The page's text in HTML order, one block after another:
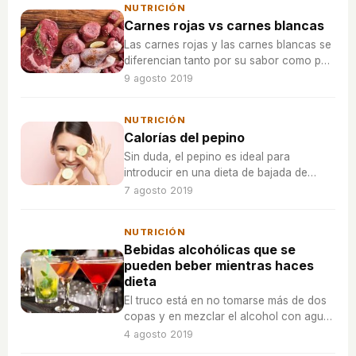
NUTRICIÓN
Carnes rojas vs carnes blancas
Las carnes rojas y las carnes blancas se
diferencian tanto por su sabor como por
sus propiedades nutricionales, descubre
9 agosto 2019
NUTRICIÓN
Calorías del pepino
Sin duda, el pepino es ideal para
introducir en una dieta de bajada de
peso por las pocas calorías que
7 agosto 2019
NUTRICIÓN
Bebidas alcohólicas que se
pueden beber mientras haces
dieta
El truco está en no tomarse más de dos
copas y en mezclar el alcohol con agua,
jugos de frutas naturales o bebidas
4 agosto 2019